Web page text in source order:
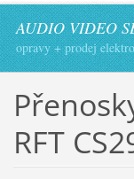
AUDIO VIDEO
opravy + prodej
RFT